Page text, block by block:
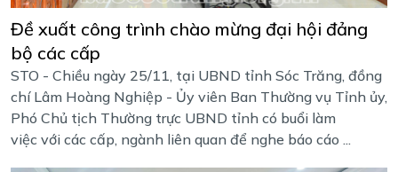
Đề xuất công trình chào mừng đại hội đảng
bộ các cấp
STO - Chiều ngày 25/11, tại UBND tỉnh Sóc Trăng, đồng
chí Lâm Hoàng Nghiệp - Ủy viên Ban Thường vụ Tỉnh ủy,
Phó Chủ tịch Thường trực UBND tỉnh có buổi làm
việc với các cấp, ngành liên quan để nghe báo cáo ...